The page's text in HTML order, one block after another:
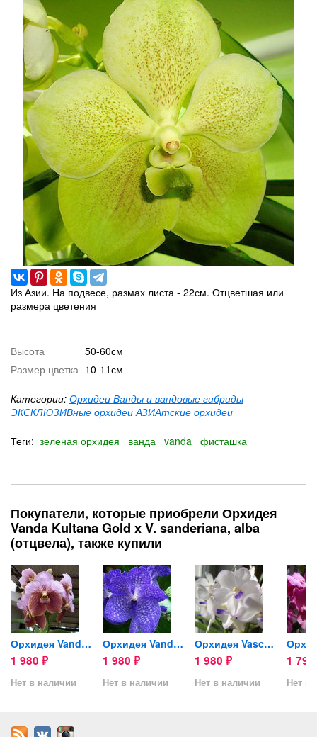
Из Азии. На подвесе, размах листа - 22см. Отцветшая или
размера цветения
Высота
50-60см
Размер цветка 10-11см
Категории: Орхидеи Ванды и вандовые гибриды
ЭКСКЛЮЗИВные орхидеи АЗИАтские орхидеи
Теги: зеленая орхидея ванда vanda фисташка
Покупатели, которые приобрели Орхидея
Vanda Kultana Gold x V. sanderiana, alba
(отцвела), также купили
Орхидея Vanda Sanderiana x...
1 980 ₽
Нет в наличии
Орхидея Vanda Sansai Blue...
1 980 ₽
Нет в наличии
Орхидея Vascostylis Viboon...
1 980 ₽
Нет в наличии
1 790
Нет в